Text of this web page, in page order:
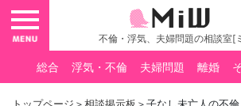
toggle navigation
不倫・浮気、夫婦問題の相談室[
総合 浮気・不倫 夫婦問題 離婚